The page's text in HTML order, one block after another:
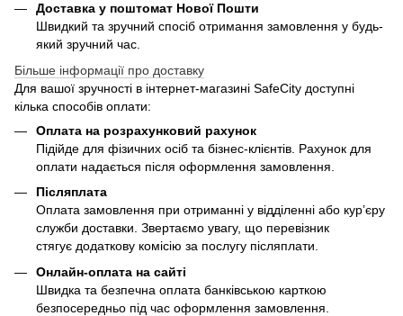
Доставка у поштомат Нової Пошти
Швидкий та зручний спосіб отримання замовлення у будь-
який зручний час.
Більше інформації про доставку
Для вашої зручності в інтернет-магазині SafeCity доступні
кілька способів оплати:
Оплата на розрахунковий рахунок
Підійде для фізичних осіб та бізнес-клієнтів. Рахунок для
оплати надається після оформлення замовлення.
Післяплата
Оплата замовлення при отриманні у відділенні або кур’єру
служби доставки. Звертаємо увагу, що перевізник
стягує додаткову комісію за послугу післяплати.
Онлайн-оплата на сайті
Швидка та безпечна оплата банківською карткою
безпосередньо під час оформлення замовлення.